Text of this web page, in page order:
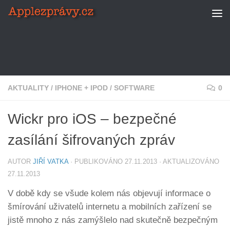
Skip to content
AKTUALITY / IPHONE + IPOD / SOFTWARE 0
Wickr pro iOS – bezpečné
zasílání šifrovaných zpráv
AUTOR JIŘÍ VATKA · PUBLIKOVÁNO 27.11.2013 · AKTUALIZOVÁNO
27.11.2013
V době kdy se všude kolem nás objevují informace o
šmírování uživatelů internetu a mobilních zařízení se
jistě mnoho z nás zamýšlelo nad skutečně bezpečným